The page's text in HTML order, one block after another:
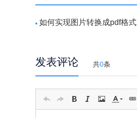
如何实现图片转换成pdf格式
发表评论 共0条